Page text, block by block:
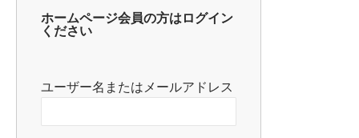
ホームページ会員の方はログイン
ください
ユーザー名またはメールアドレス